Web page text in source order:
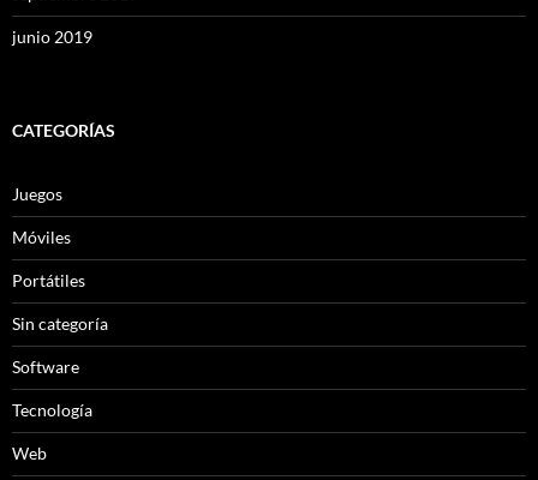
junio 2019
CATEGORÍAS
Juegos
Móviles
Portátiles
Sin categoría
Software
Tecnología
Web